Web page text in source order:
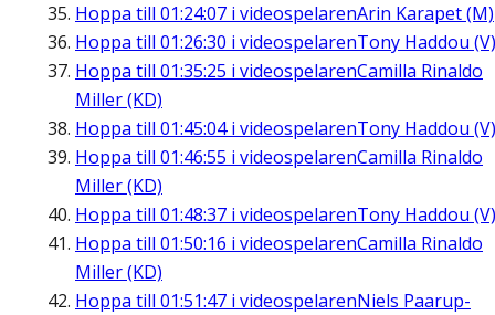
Hoppa till 01:24:07 i videospelarenArin Karapet (M)
Hoppa till 01:26:30 i videospelarenTony Haddou (V)
Hoppa till 01:35:25 i videospelarenCamilla Rinaldo
Miller (KD)
Hoppa till 01:45:04i videospelarenTony Haddou (V)
Hoppa till 01:46:55 i videospelarenCamilla Rinaldo
Miller (KD)
Hoppa till 01:48:37 i videospelarenTony Haddou (V)
Hoppa till 01:50:16 i videospelarenCamilla Rinaldo
Miller (KD)
Hoppa till 01:51:47 i videospelarenNiels Paarup-